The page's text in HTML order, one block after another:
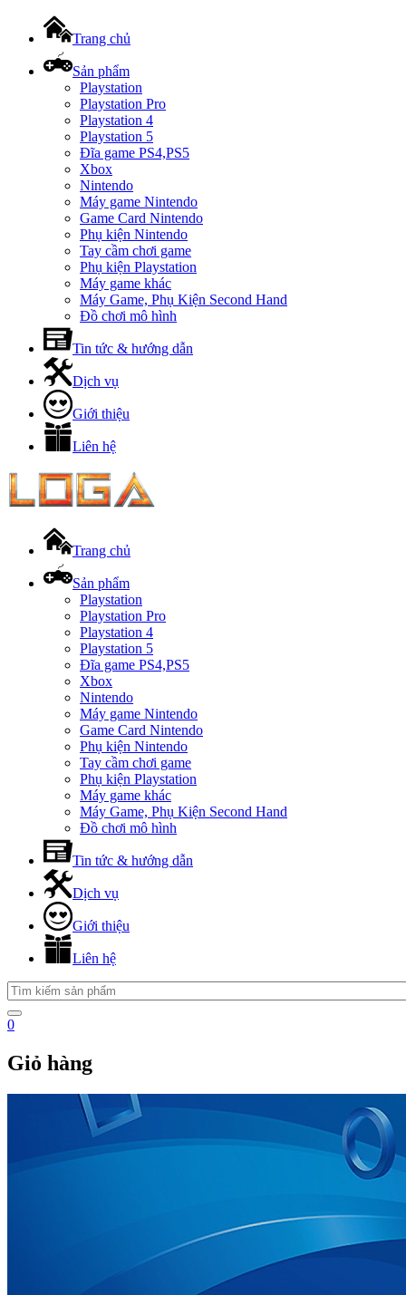
Trang chủ
Sản phẩm
Playstation
Playstation Pro
Playstation 4
Playstation 5
Đĩa game PS4,PS5
Xbox
Nintendo
Máy game Nintendo
Game Card Nintendo
Phụ kiện Nintendo
Tay cầm chơi game
Phụ kiện Playstation
Máy game khác
Máy Game, Phụ Kiện Second Hand
Đồ chơi mô hình
Tin tức & hướng dẫn
Dịch vụ
Giới thiệu
Liên hệ
Trang chủ
Sản phẩm
Playstation
Playstation Pro
Playstation 4
Playstation 5
Đĩa game PS4,PS5
Xbox
Nintendo
Máy game Nintendo
Game Card Nintendo
Phụ kiện Nintendo
Tay cầm chơi game
Phụ kiện Playstation
Máy game khác
Máy Game, Phụ Kiện Second Hand
Đồ chơi mô hình
Tin tức & hướng dẫn
Dịch vụ
Giới thiệu
Liên hệ
0
Giỏ hàng